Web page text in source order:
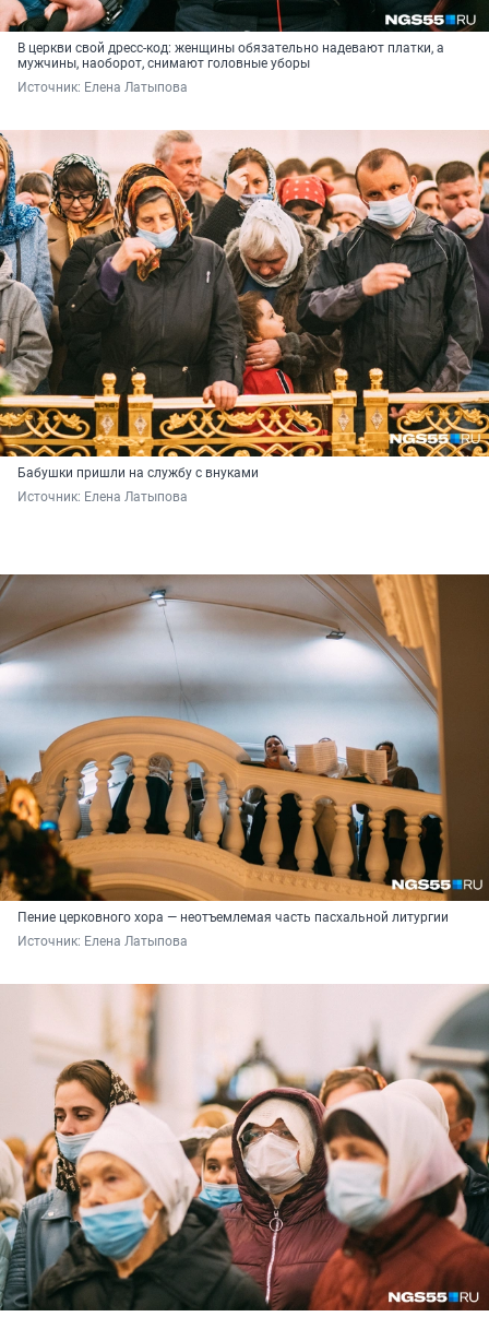
В церкви свой дресс-код: женщины обязательно надевают платки, а
мужчины, наоборот, снимают головные уборы
Источник: Елена Латыпова
Бабушки пришли на службу с внуками
Источник: Елена Латыпова
Пение церковного хора — неотъемлемая часть пасхальной литургии
Источник: Елена Латыпова